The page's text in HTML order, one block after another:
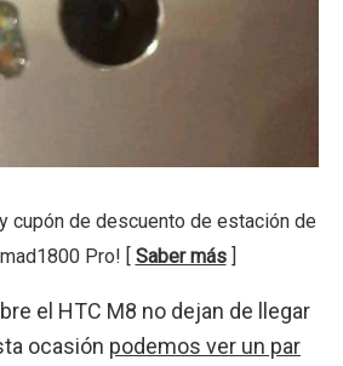
cupón de descuento de estación de
Pro! [ Saber más]
el HTC M8 no dejan de llegar
ocasión podemos ver un par